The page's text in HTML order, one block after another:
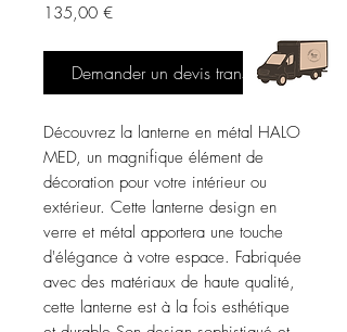
135,00 €Prix
Demander un devis transport
Découvrez la lanterne en métal HALO
MED, un magnifique élément de
décoration pour votre intérieur ou
extérieur. Cette lanterne design en
verre et métal apportera une touche
d'élégance à votre espace. Fabriquée
avec des matériaux de haute qualité,
cette lanterne est à la fois esthétique